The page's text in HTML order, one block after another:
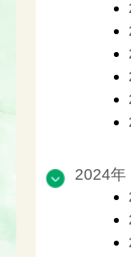
2024年